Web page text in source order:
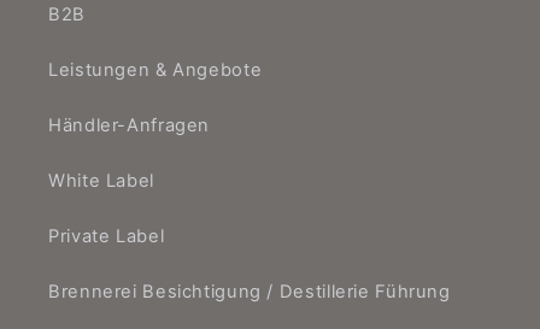
B2B
Leistungen & Angebote
Händler-Anfragen
White Label
Private Label
Brennerei Besichtigung / Destillerie Führung